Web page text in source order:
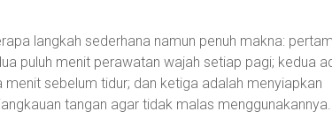
langkah sederhana namun penuh makna:
puluh menit perawatan wajah setiap pagi; kedua
sebelum tidur; dan ketiga adalah menyiapkan
tangan agar tidak malas menggunakannya.